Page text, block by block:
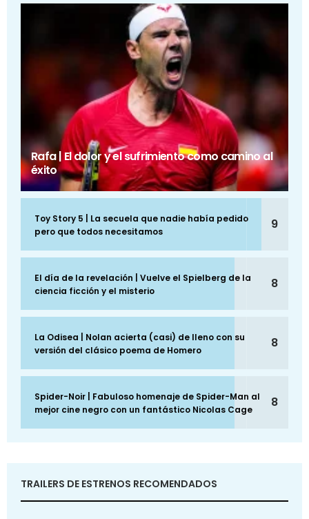
Rafa | El dolor y el sufrimiento como camino al
éxito
Toy Story 5 | La secuela que nadie había pedido
pero que todos necesitamos
9
El día de la revelación | Vuelve el Spielberg de la
ciencia ficción y el misterio
8
La Odisea | Nolan acierta (casi) de lleno con su
versión del clásico poema de Homero
8
Spider-Noir | Fabuloso homenaje de Spider-Man al
mejor cine negro con un fantástico Nicolas Cage
8
TRAILERS DE ESTRENOS RECOMENDADOS